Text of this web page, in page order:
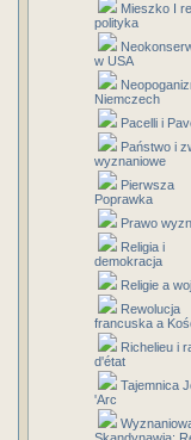
Mieszko I
polityka
w USA
Niemczech
Pacelli i
Państwo i
wyznaniowe
Pierwsza
Poprawka
Prawo
Religia i
demokracja
Religie a
Rewolucja
francuska a
Richelieu i
d'état
Tajemnica
'Arc